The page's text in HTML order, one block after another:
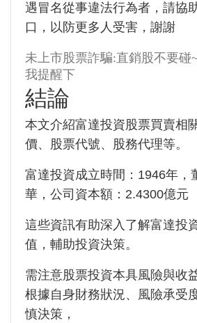
遇冒名從事違法行為者，請協
口，以防更多人受害，謝謝
未上市股票詐騙:直銷股不要碰
我提醒下
結論
本文介紹富達投資股票買賣相
價、股票代號、股務代理等。
富達投資成立時間：1946年，
華，公司資本額：2.4300億元
這些資訊有助深入了解富達投
值，輔助投資決策。
需注意股票投資本具風險與收
根據自身財務狀況、風險承受
慎決策，